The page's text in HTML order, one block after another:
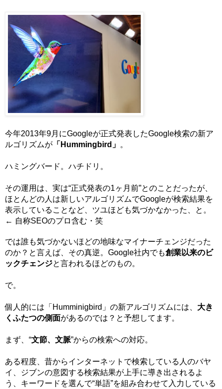
今年2013年9月にGoogleが正式発表したGoogle検索の新ア
ルゴリズムが 「Hummingbird」 。
ハミングバード。ハチドリ。
その運用は、実は“正式発表の1ヶ月前”とのことだったが、
ほとんどの人は新しいアルゴリズムでGoogleが検索結果を
表示していることなど、ツユほども気づかなかった、と。
← 自称SEOのプロ含む・笑
では誰も気づかないほどの地味なマイナーチェンジだった
のか？と言えば、その真逆。Google社内でも創業以来のビ
ックチェンジと言われるほどのもの。
で。
個人的には「Humminigbird」の新アルゴリズムには、 大き
くふたつの側面があるのでは？と予想してます。
まず、“文節、文脈”からの検索への対応。
ある程度、昔からインターネットで検索している人のバヤ
イ、ジブンの意図する検索結果が上手に導き出されるよ
う、キーワードを選んで“単語”を組み合わせて入力している